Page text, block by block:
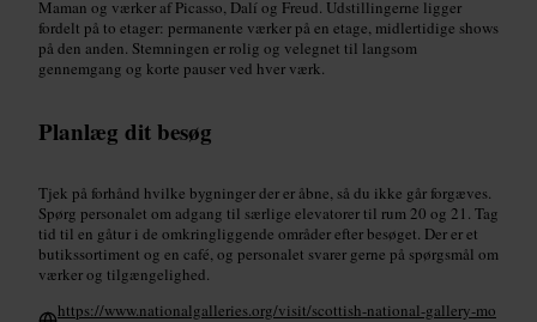
Maman og værker af Picasso, Dalí og Freud. Udstillingerne ligger
fordelt på to etager: permanente værker på en etage, midlertidige shows
på den anden. Stemningen er rolig og velegnet til langsom
gennemgang og korte pauser ved hver værk.
Planlæg dit besøg
Tjek på forhånd hvilke bygninger der er åbne, så du ikke går forgæves.
Spørg personalet om adgang til særlige elevatorer til rum 20 og 21. Tag
tid til en gåtur i de omkringliggende områder efter besøget. Der er et
butikssortiment og en café, og personalet svarer gerne på spørgsmål om
værker og tilgængelighed.
https://www.nationalgalleries.org/visit/scottish-national-gallery-mo